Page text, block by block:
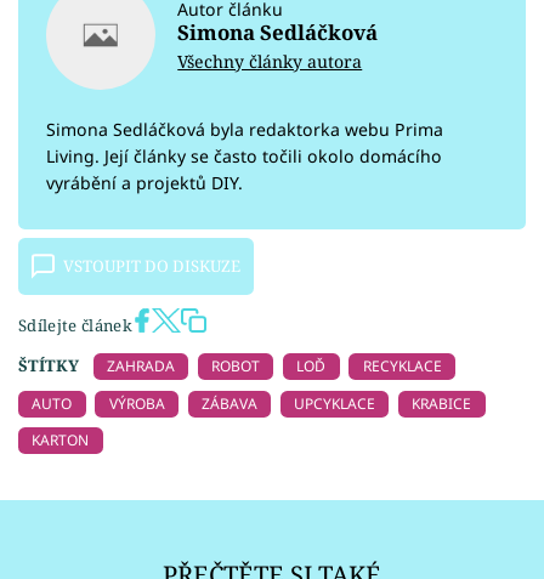
Autor článku
Simona Sedláčková
Všechny články autora
Simona Sedláčková byla redaktorka webu Prima
Living. Její články se často točili okolo domácího
vyrábění a projektů DIY.
VSTOUPIT DO DISKUZE
Sdílejte článek
ŠTÍTKY
ZAHRADA ROBOT LOĎ
RECYKLACE
AUTO
VÝROBA ZÁBAVA UPCYKLACE
KRABICE
KARTON